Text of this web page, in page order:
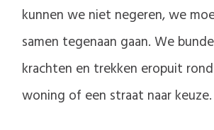
kunnen we niet negeren, we
samen tegenaan gaan. We
krachten en trekken eropuit
woning of een straat naar keuze.